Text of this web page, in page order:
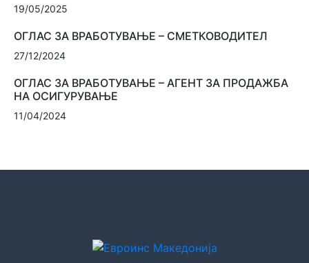
19/05/2025
ОГЛАС ЗА ВРАБОТУВАЊЕ – СМЕТКОВОДИТЕЛ
27/12/2024
ОГЛАС ЗА ВРАБОТУВАЊЕ – АГЕНТ ЗА ПРОДАЖБА
НА ОСИГУРУВАЊЕ
11/04/2024